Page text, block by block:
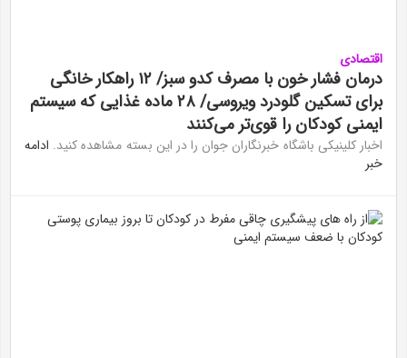
اقتصادی
درمان فشار خون با مصرف کدو سبز/ ۱۲ راهکار خانگی
برای تسکین گلودرد ویروسی/ ۲۸ ماده غذایی که سیستم
ایمنی کودکان را قوی‌تر می‌کنند
اخبار کلینیکی باشگاه خبرنگاران جوان را در این بسته مشاهده کنید. ادامه
خبر